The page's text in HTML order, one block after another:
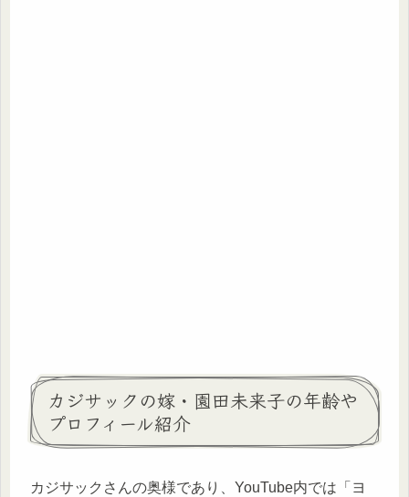
カジサックの嫁・園田未来子の年齢や
プロフィール紹介
カジサックさんの奥様であり、YouTube内では「ヨ